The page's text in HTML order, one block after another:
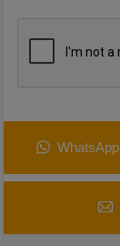
WhatsApp